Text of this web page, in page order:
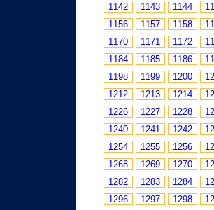
1142
1143 1144
1156
1157 1158
1170
1171 1172
1184
1185 1186
1198
1199 1200
1212
1213 1214
1226
1227 1228
1240
1241 1242
1254
1255 1256
1268
1269 1270
1282
1283 1284
1296
1297 1298